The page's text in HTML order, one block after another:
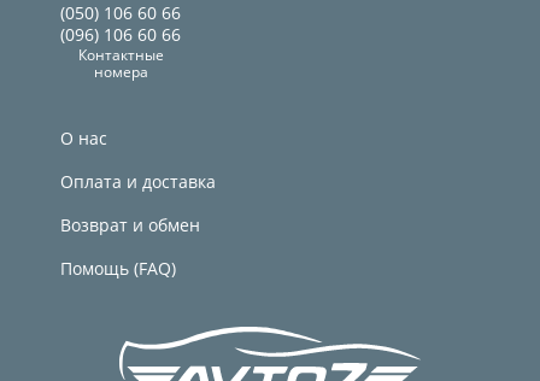
(050) 106 60 66
(096) 106 60 66
Контактные
номера
О нас
Оплата и доставка
Возврат и обмен
Помощь (FAQ)